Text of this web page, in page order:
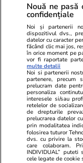
Lifestyle
O șoferiță și-a
de parcare cu
vecinii au dat-
pierdut, în
Horoscop
Horoscop 25
Balanțele pot
Nouă ne pasă
confidențiale
Noi și partenerii
dispozitivul dvs.,
datelor cu caracter
făcând clic mai jos,
în orice moment pe
vor fi raportate
multe detalii
Noi si partenerii
partenere, precum
prelucram date
personaliza
interesele si/sau
retelelor de
de drepturile
prelucrarea datelor
prin modalitatea
folosirea tuturor
dvs. cu privire la
care colaboram.
INDIVIDUAL”
cele legate de